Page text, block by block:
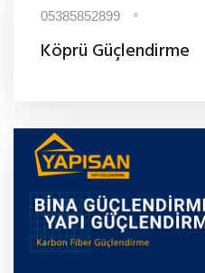
05385852899
Köprü Güçlendirme